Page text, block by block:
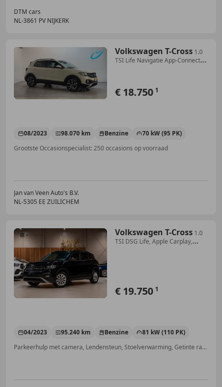
DTM cars
NL-3861 PV NIJKERK
Volkswagen T-Cross 1.0
TSI Life Navigatie App-Connect
€ 18.750 1
08/2023 98.070 km Benzine
70 kW (95 PK)
Grootste Occasionspecialist: 250 occasions op voorraad
Jan van Veen Auto's B.V.
NL-5305 EE ZUILICHEM
Volkswagen T-Cross 1.0
TSI DSG Life, Apple Carplay,
€ 19.750 1
04/2023 95.240 km Benzine
81 kW (110 PK)
Parkeerhulp met camera, Lendensteun, Stoelverwarming, Getinte ramen, Apple CarPlay, Mistlampen, Adaptieve Cruise Control, Dakrails